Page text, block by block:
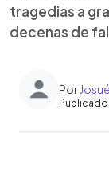
tragedias a
decenas de
Por
Publicado